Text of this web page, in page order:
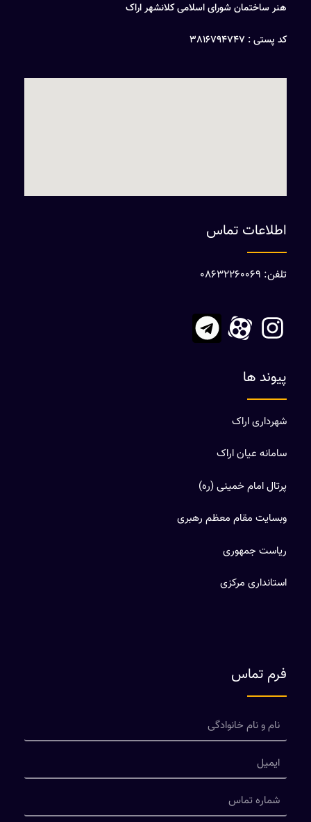
هنر ساختمان شورای اسلامی کلانشهر اراک
کد پستی : 3816794747
اطلاعات تماس
تلفن: 08632260069
پیوند ها
شهرداری اراک
سامانه عیان اراک
پرتال امام خمینی (ره)
وبسایت مقام معظم رهبری
ریاست جمهوری
استانداری مرکزی
فرم تماس